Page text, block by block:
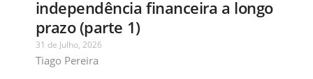
independência financeira a longo
prazo (parte 1)
31 de Julho, 2026
Tiago Pereira